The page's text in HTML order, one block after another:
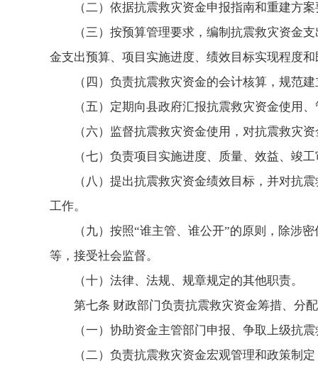
（二）依据抗震救灾资金申报指南和重建方
（三）按预算管理要求，编制抗震救灾资金
金支出预算、项目实施进度、绩效目标实现程度
（四）负责抗震救灾资金的会计核算，规范
（五）定期向县政府汇报抗震救灾资金使用
（六）监督抗震救灾资金使用，对抗震救灾
（七）负责项目实施进度、质量、效益、竣
（八）提出抗震救灾资金绩效目标，并对抗
工作。
（九）按照“谁主管、谁公开”的原则，除涉
等，接受社会监督。
（十）法律、法规、规章规定的其他职责。
第七条 财政部门负责抗震救灾资金筹措、分
（一）协助资金主管部门申报、争取上级抗
（二）负责抗震救灾资金宏观管理和政策制